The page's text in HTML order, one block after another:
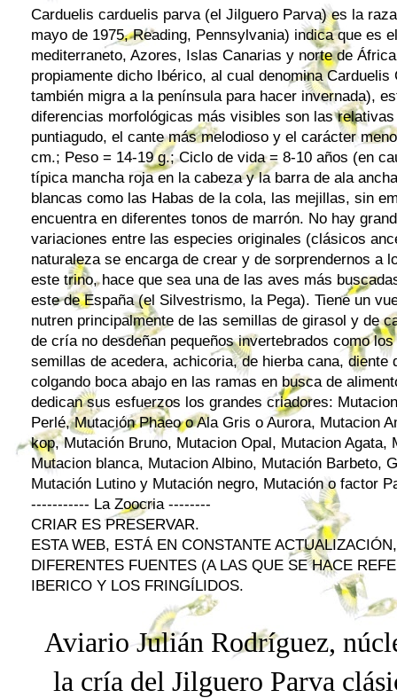
Carduelis carduelis parva (el Jilguero Parva) es la
mayo de 1975, Reading, Pennsylvania) indica que es
mediterraneto, Azores, Islas Canarias y norte de
propiamente dicho Ibérico, al cual denomina
también migra a la península para hacer invernada),
diferencias morfológicas más visibles son las
puntiagudo, el cante más melodioso y el carácter
cm.; Peso = 14-19 g.; Ciclo de vida = 8-10 años (en
típica mancha roja en la cabeza y la barra de ala
blancas como las Habas de la cola, las mejillas, sin
encuentra en diferentes tonos de marrón. No hay
variaciones entre las especies originales (clásicos
naturaleza se encarga de crear y de sorprendernos
este trino, hace que sea una de las aves más
este de España (el Silvestrismo, la Pega). Tiene un
nutren principalmente de las semillas de girasol y de
de cría no desdeñan pequeños invertebrados como
semillas de acedera, achicoria, de hierba cana,
colgando boca abajo en las ramas en busca de
dedican sus esfuerzos los grandes criadores:
Perlé, Mutación Phaeo o Ala Gris o Aurora, Mutacion
kop, Mutación Bruno, Mutacion Opal, Mutacion
Mutacion blanca, Mutacion Albino, Mutación Barbeto,
Mutación Lutino y Mutación negro, Mutación o factor
----------- La Zoocria --------
CRIAR ES PRESERVAR.
ESTA WEB, ESTÁ EN CONSTANTE
DIFERENTES FUENTES (A LAS QUE SE HACE
IBERICO Y LOS FRINGÍLIDOS.
Aviario Julián Rodríguez,
la cría del Jilguero Parva